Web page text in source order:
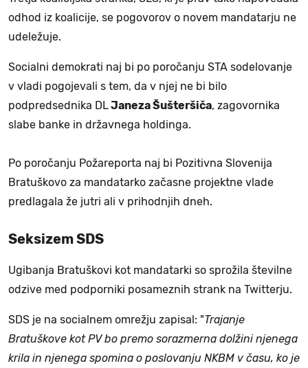
odhod iz koalicije, se pogovorov o novem mandatarju ne
udeležuje.
Socialni demokrati naj bi po poročanju STA sodelovanje
v vladi pogojevali s tem, da v njej ne bi bilo
podpredsednika DLJaneza Šušteršiča, zagovornika
slabe banke in državnega holdinga.
Po poročanju Požareporta naj bi Pozitivna Slovenija
Bratuškovo za mandatarko začasne projektne vlade
predlagala že jutri ali v prihodnjih dneh.
Seksizem SDS
Ugibanja Bratuškovi kot mandatarki so sprožila številne
odzive med podporniki posameznih strank na Twitterju.
SDS je na socialnem omrežju zapisal: "Trajanje
Bratuškove kot PV bo premo sorazmerna dolžini njenega
krila in njenega spomina o poslovanju NKBM v času, ko je